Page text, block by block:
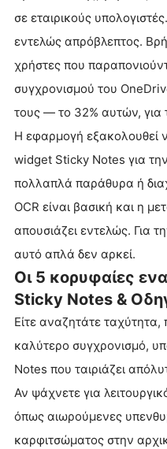
σε εταιρικούς
εντελώς απρόβλεπτος.
χρήστες που
συγχρονισμού του
τους — το 32% αυτών, για
Η εφαρμογή εξακολουθεί
widget Sticky Notes για
πολλαπλά παράθυρα ή
OCR είναι βασική και η
απουσιάζει εντελώς. Για
αυτό απλά δεν αρκεί.
Οι 5 κορυφαίες
Sticky Notes &
Είτε αναζητάτε ταχύτητα,
καλύτερο συγχρονισμό,
Notes που ταιριάζει
Αν ψάχνετε για
όπως αιωρούμενες
καρφιτσώματος στην